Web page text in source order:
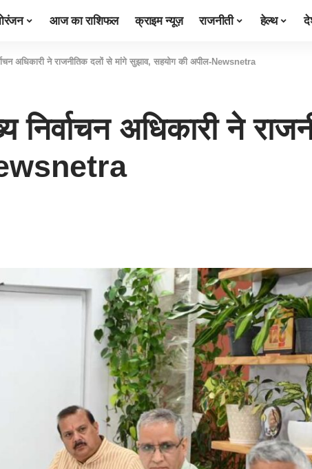
आज का राशिफल क्राइम न्यूज़ राजनीती हेल्थ
अधिकारी ने राजनीतिक दलों से मांगे सुझाव, सहयोग की अपील-Newsnetra
अधिकारी ने